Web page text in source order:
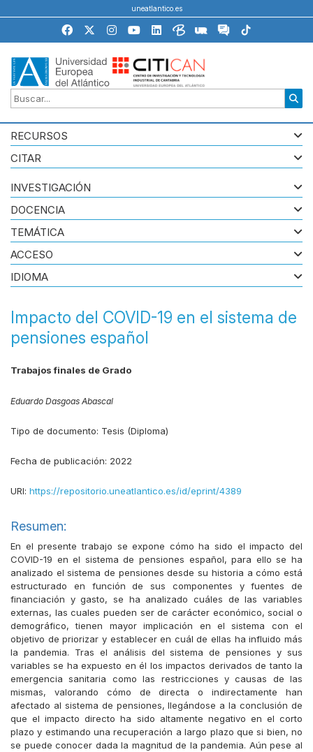
uneatlantico.es
RECURSOS
CITAR
Impacto del COVID-19 en el sistema de
pensiones español
Trabajos finales de Grado
Eduardo Dasgoas Abascal
Tipo de documento: Tesis (Diploma)
Fecha de publicación: 2022
URI: https://repositorio.uneatlantico.es/id/eprint/4389
Resumen:
En el presente trabajo se expone cómo ha sido el impacto del
COVID-19 en el sistema de pensiones español, para ello se ha
analizado el sistema de pensiones desde su historia a cómo está
estructurado en función de sus componentes y fuentes de
financiación y gasto, se ha analizado cuáles de las variables
externas, las cuales pueden ser de carácter económico, social o
demográfico, tienen mayor implicación en el sistema con el
objetivo de priorizar y establecer en cuál de ellas ha influido más
la pandemia. Tras el análisis del sistema de pensiones y sus
variables se ha expuesto en él los impactos derivados de tanto la
emergencia sanitaria como las restricciones y causas de las
mismas, valorando cómo de directa o indirectamente han
afectado al sistema de pensiones, llegándose a la conclusión de
que el impacto directo ha sido altamente negativo en el corto
plazo y estimando una recuperación a largo plazo que si bien, no
se puede conocer dada la magnitud de la pandemia. Aún pese al
INVESTIGACIÓN
DOCENCIA
TEMÁTICA
ACCESO
IDIOMA